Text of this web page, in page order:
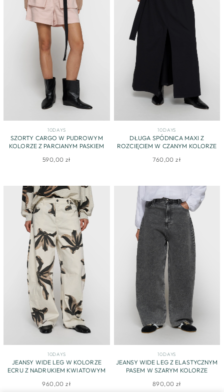
10DAYS
SZORTY CARGO W PUDROWYM
KOLORZE Z PARCIANYM PASKIEM
590,00 zł
10DAYS
DŁUGA SPÓDNICA MAXI Z
ROZCIĘCIEM W CZANYM KOLORZE
760,00 zł
10DAYS
JEANSY WIDE LEG W KOLORZE
ECRU Z NADRUKIEM KWIATOWYM
960,00 zł
10DAYS
JEANSY WIDE LEG Z ELASTYCZNYM
PASEM W SZARYM KOLORZE
890,00 zł